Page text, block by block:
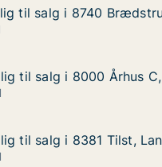
Brædstrup,
til salg i 8740
til salg i 8740
Århus C,
til salg i 8000 Århus
til salg i 8000 Århus
8381 Tilst, Langørvej
til salg i 8381 Tilst,
til salg i 8381 Tilst,